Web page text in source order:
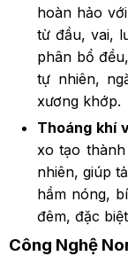
hoàn hảo
từ đầu, vai,
phân bổ
tự nhiên,
xương khớp.
Thoáng khí
xo tạo
nhiên, giúp
hầm nóng,
đêm, đặc
Công Nghệ